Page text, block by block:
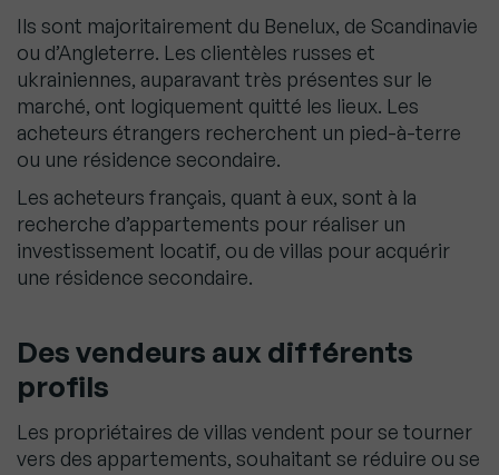
Ils sont majoritairement du Benelux, de Scandinavie
ou d’Angleterre. Les clientèles russes et
ukrainiennes, auparavant très présentes sur le
marché, ont logiquement quitté les lieux. Les
acheteurs étrangers recherchent un pied-à-terre
ou une résidence secondaire.
Les acheteurs français, quant à eux, sont à la
recherche d’appartements pour réaliser un
investissement locatif, ou de villas pour acquérir
une résidence secondaire.
Des vendeurs aux différents
profils
Les propriétaires de villas vendent pour se tourner
vers des appartements, souhaitant se réduire ou se